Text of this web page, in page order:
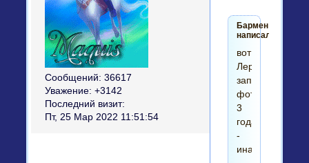
Сообщений: 36617
Уважение: +3142
Последний визит:
Пт, 25 Мар 2022 11:51:54
Бармен
написал(а):
вот
Лерке
запрещено
3
года
-
иначе